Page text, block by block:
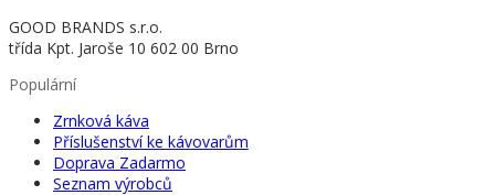
GOOD BRANDS s.r.o.
třída Kpt. Jaroše 10 602 00 Brno
Populární
Zrnková káva
Příslušenství ke kávovarům
Doprava Zadarmo
Seznam výrobců